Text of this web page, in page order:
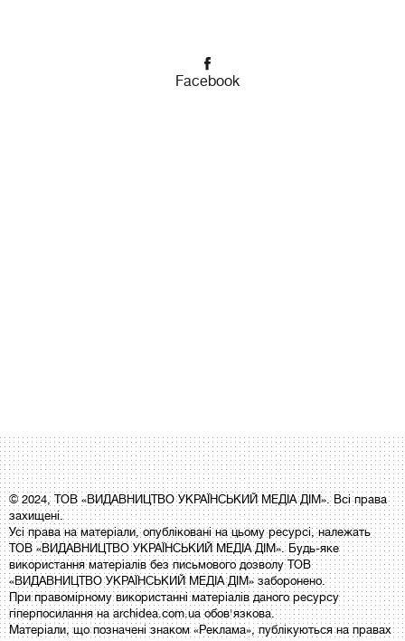
Facebook
© 2024, ТОВ «ВИДАВНИЦТВО УКРАЇНСЬКИЙ МЕДІА ДІМ». Всі права
захищені.
Усі права на матеріали, опубліковані на цьому ресурсі, належать
ТОВ «ВИДАВНИЦТВО УКРАЇНСЬКИЙ МЕДІА ДІМ». Будь-яке
використання матеріалів без письмового дозволу ТОВ
«ВИДАВНИЦТВО УКРАЇНСЬКИЙ МЕДІА ДІМ» заборонено.
При правомірному використанні матеріалів даного ресурсу
гіперпосилання на archidea.com.ua обов'язкова.
Матеріали, що позначені знаком «Реклама», публікуються на правах